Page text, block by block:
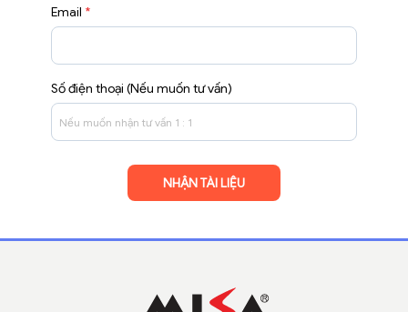
Email *
Số điện thoại (Nếu muốn tư vấn)